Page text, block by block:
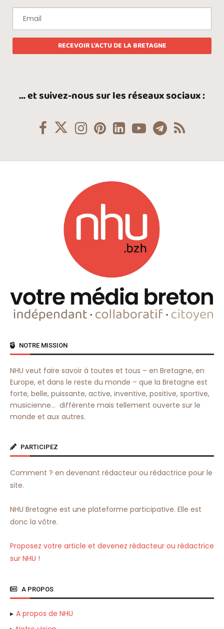
… et suivez-nous sur les réseaux sociaux :
NOTRE MISSION
NHU veut faire savoir à toutes et tous – en Bretagne, en
Europe, et dans le reste du monde – que la Bretagne est
forte, belle, puissante, active, inventive, positive, sportive,
musicienne… différente mais tellement ouverte sur le
monde et aux autres.
PARTICIPEZ
Comment ? en devenant rédacteur ou rédactrice pour le
site.
NHU Bretagne est une plateforme participative. Elle est
donc la vôtre.
Proposez votre article et devenez rédacteur ou rédactrice
sur NHU !
A PROPOS
A propos de NHU